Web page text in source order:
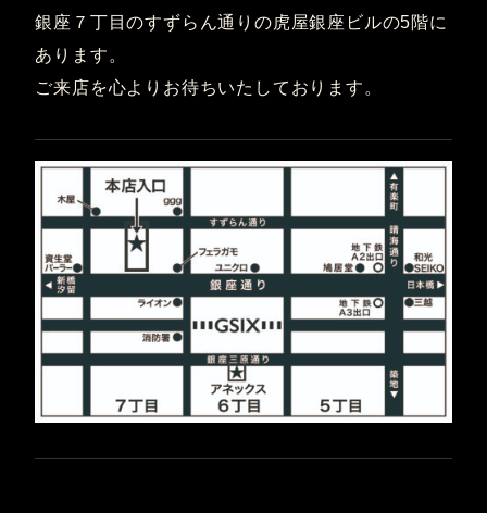
銀座７丁目のすずらん通りの虎屋銀座ビルの5階に
あります。
ご来店を心よりお待ちいたしております。